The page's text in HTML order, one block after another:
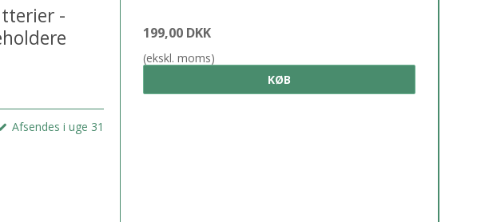
-
Afsendes i uge 31
199,00 DKK
(ekskl. moms)
KØB